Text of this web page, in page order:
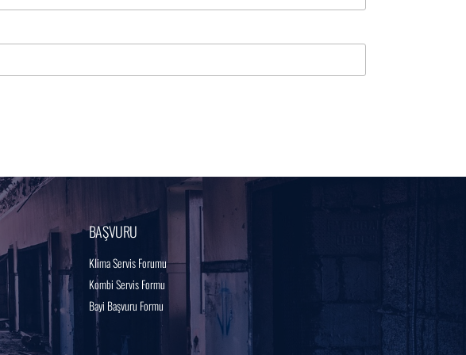
BAŞVURU
Klima Servis Forumu
Kombi Servis Formu
Bayi Başvuru Formu